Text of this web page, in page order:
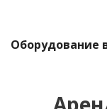
Оборудование